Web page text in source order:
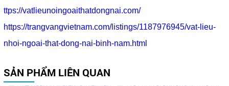
ttps://vatlieunoingoaithatdongnai.com/
https://trangvangvietnam.com/listings/1187976945/vat-lieu-
nhoi-ngoai-that-dong-nai-binh-nam.html
SẢN PHẨM LIÊN QUAN